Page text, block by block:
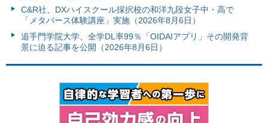
C&R社、DXハイスクール採択校の和洋九段女子中・高で
「メタバース体験講座」実施（2026年8月6日）
追手門学院大学、全学DL率99％「OIDAIアプリ」その開発背
景に迫る記事を公開（2026年8月6日）